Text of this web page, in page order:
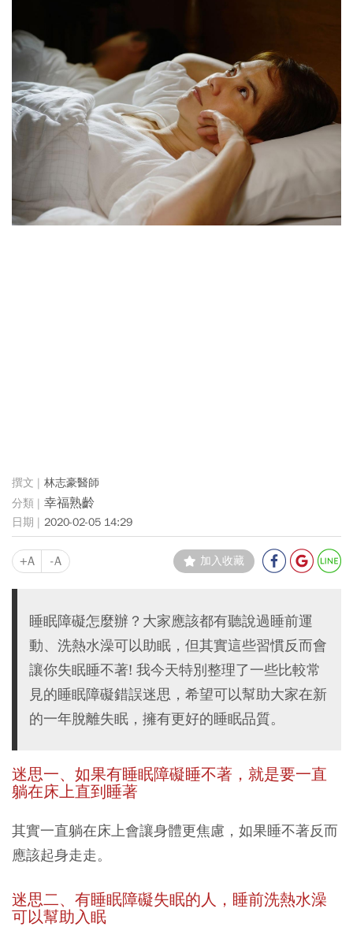
林志豪醫師
幸福熟齡
2020-02-05 14:29
+A -A 加入收藏
睡眠障礙怎麼辦？大家應該都有聽說過睡前運
動、洗熱水澡可以助眠，但其實這些習慣反而會
讓你失眠睡不著! 我今天特別整理了一些比較常
見的睡眠障礙錯誤迷思，希望可以幫助大家在新
的一年脫離失眠，擁有更好的睡眠品質。
迷思一、如果有睡眠障礙睡不著，就是要一直
躺在床上直到睡著
其實一直躺在床上會讓身體更焦慮，如果睡不著反而
應該起身走走。
迷思二、有睡眠障礙失眠的人，睡前洗熱水澡
可以幫助入眠